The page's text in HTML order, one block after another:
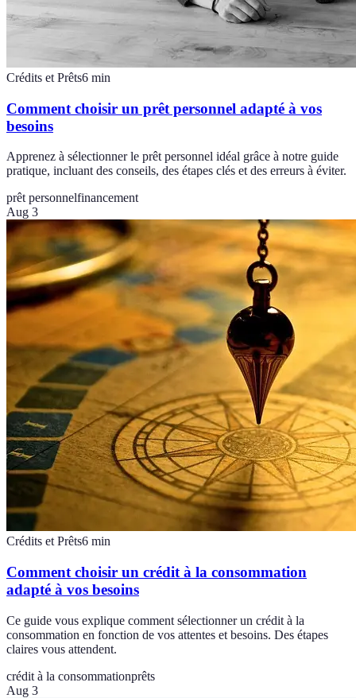
Crédits et Prêts6 min
Comment choisir un prêt personnel adapté à vos
besoins
Apprenez à sélectionner le prêt personnel idéal grâce à notre guide
pratique, incluant des conseils, des étapes clés et des erreurs à éviter.
prêt personnelfinancement
Aug 3
Crédits et Prêts6 min
Comment choisir un crédit à la consommation
adapté à vos besoins
Ce guide vous explique comment sélectionner un crédit à la
consommation en fonction de vos attentes et besoins. Des étapes
claires vous attendent.
crédit à la consommationprêts
Aug 3